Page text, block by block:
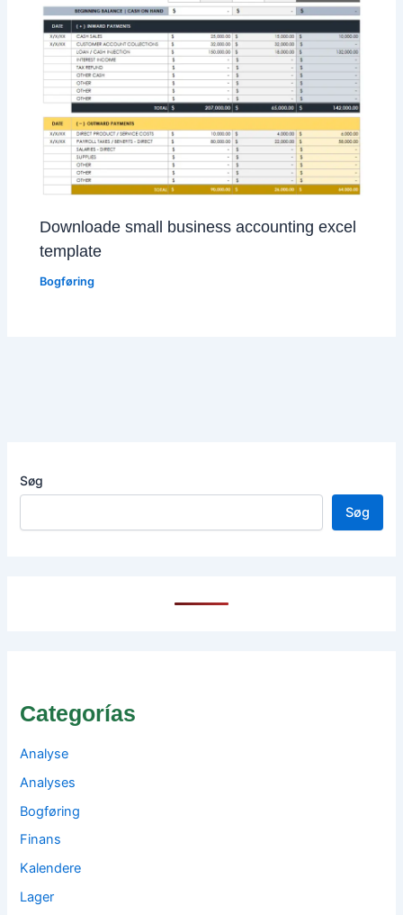
Downloade small business accounting excel
template
Bogføring
Søg
Søg
Categorías
Analyse
Analyses
Bogføring
Finans
Kalendere
Lager